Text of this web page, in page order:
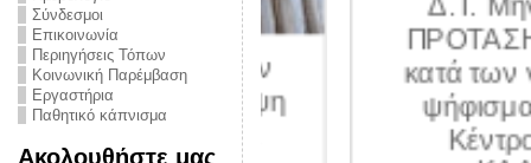
Σύνδεσμοι
Επικοινωνία
Περιηγήσεις Τόπων
Κοινωνική Παρέμβαση
Εργαστήρια
Παθητικό κάπνισμα
Ακολουθήστε μας
για τον
– Η έλλειψη
και
Δ.Τ. Μήνυμα
ΠΡΟΤΑΣΗ για
κατά των
ψήφισμα
Κέντρο